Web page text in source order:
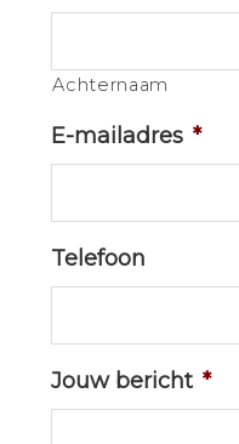
Achternaam
E-mailadres *
Telefoon
Jouw bericht *